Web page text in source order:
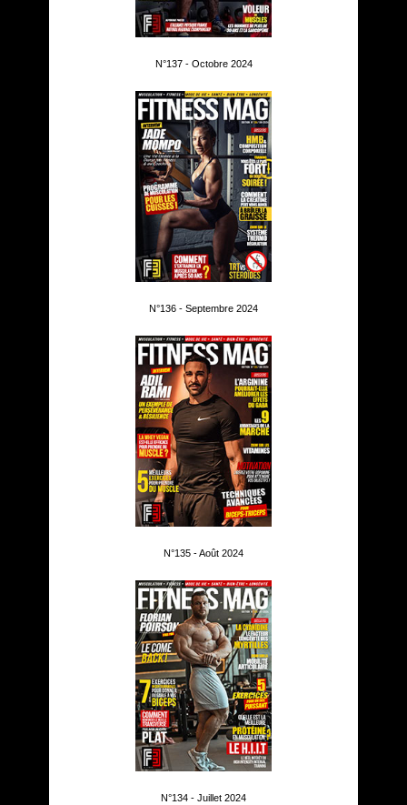
N°137 - Octobre 2024
N°136 - Septembre 2024
N°135 - Août 2024
N°134 - Juillet 2024